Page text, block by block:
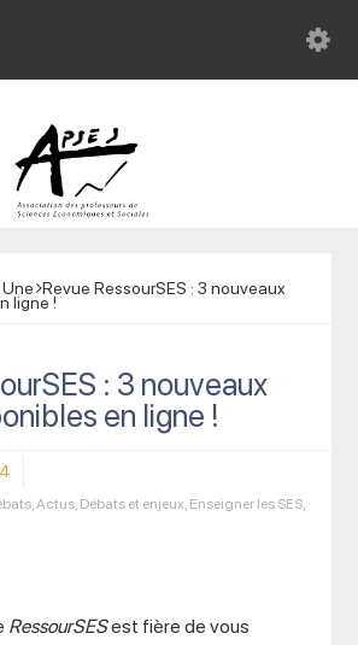
Revue RessourSES : 3 nouveaux
ligne !
: 3 nouveaux
en ligne !
,Actus, Débats et enjeux, Enseigner les SES,
RessourSESest fière de vous